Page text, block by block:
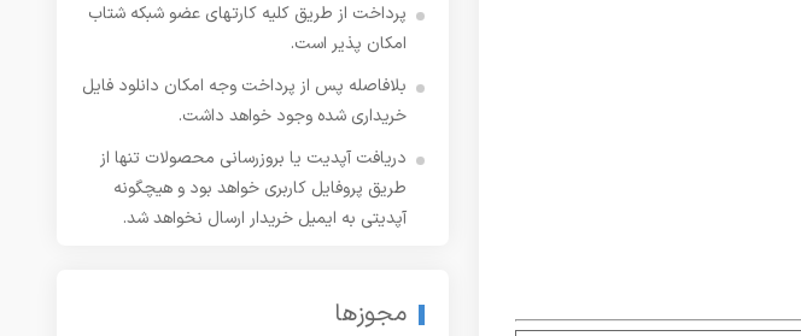
پرداخت از طریق کلیه کارتهای عضو شبکه شتاب
امکان پذیر است.
بلافاصله پس از پرداخت وجه امکان دانلود فایل
خریداری شده وجود خواهد داشت.
دریافت آپدیت یا بروزرسانی محصولات تنها از
طریق پروفایل کاربری خواهد بود و هیچگونه
آپدیتی به ایمیل خریدار ارسال نخواهد شد.
مجوزها